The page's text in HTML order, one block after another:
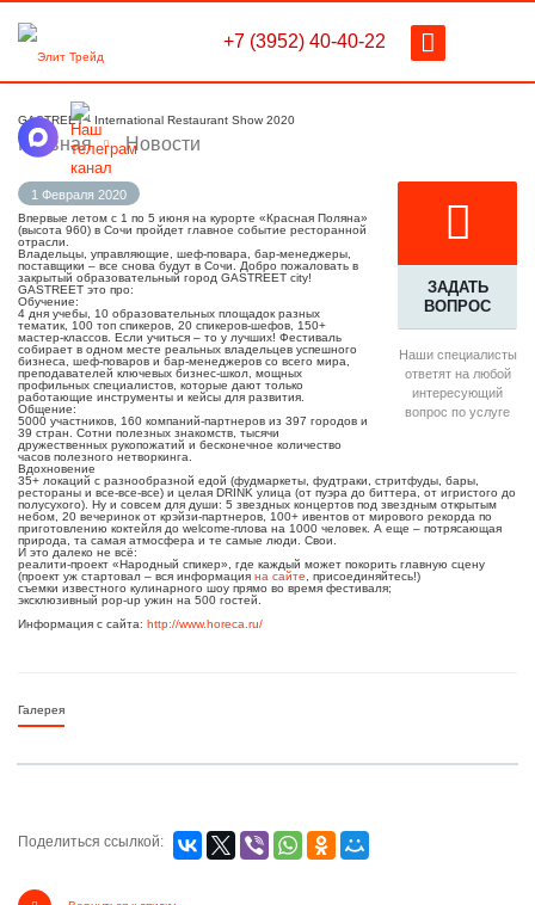
+7 (3952) 40-40-22
GASTREET - International Restaurant Show 2020
Главная Новости
ЗАДАТЬ
ВОПРОС
Наши специалисты
ответят на любой
интересующий
вопрос по услуге
1 Февраля 2020
Впервые летом с 1 по 5 июня на курорте «Красная Поляна»
(высота 960) в Сочи пройдет главное событие ресторанной
отрасли.
Владельцы, управляющие, шеф-повара, бар-менеджеры,
поставщики – все снова будут в Сочи. Добро пожаловать в
закрытый образовательный город GASTREET city!
GASTREET это про:
Обучение:
4 дня учебы, 10 образовательных площадок разных
тематик, 100 топ спикеров, 20 спикеров-шефов, 150+
мастер-классов. Если учиться – то у лучших! Фестиваль
собирает в одном месте реальных владельцев успешного
бизнеса, шеф-поваров и бар-менеджеров со всего мира,
преподавателей ключевых бизнес-школ, мощных
профильных специалистов, которые дают только
работающие инструменты и кейсы для развития.
Общение:
5000 участников, 160 компаний-партнеров из 397 городов и
39 стран. Сотни полезных знакомств, тысячи
дружественных рукопожатий и бесконечное количество
часов полезного нетворкинга.
Вдохновение
35+ локаций с разнообразной едой (фудмаркеты, фудтраки, стритфуды, бары,
рестораны и все-все-все) и целая DRINK улица (от пуэра до биттера, от игристого до
полусухого). Ну и совсем для души: 5 звездных концертов под звездным открытым
небом, 20 вечеринок от крэйзи-партнеров, 100+ ивентов от мирового рекорда по
приготовлению коктейля до welcome-плова на 1000 человек. А еще – потрясающая
природа, та самая атмосфера и те самые люди. Свои.
И это далеко не всё:
реалити-проект «Народный спикер», где каждый может покорить главную сцену
(проект уж стартовал – вся информация на сайте, присоединяйтесь!)
съемки известного кулинарного шоу прямо во время фестиваля;
эксклюзивный pop-up ужин на 500 гостей.
Информация с сайта: http://www.horeca.ru/
Галерея
Поделиться ссылкой: